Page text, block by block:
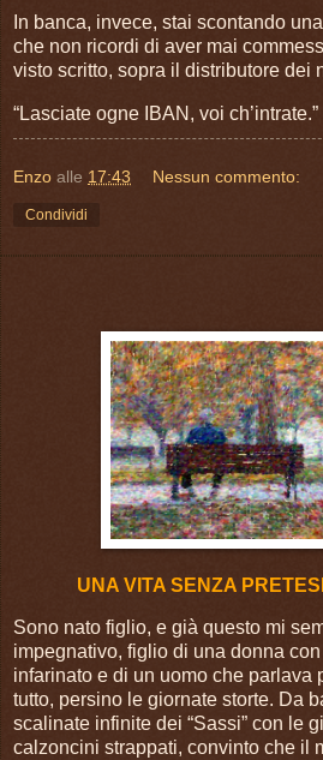
In banca, invece, stai scontando
che non ricordi di aver mai
visto scritto, sopra il distributore dei
“Lasciate ogne IBAN, voi ch’intrate.”
Enzo alle 17:43 Nessun commento:
Condividi
UNA VITA SENZA
Sono nato figlio, e già questo mi
impegnativo, figlio di una donna
infarinato e di un uomo che parlava
tutto, persino le giornate storte. Da
scalinate infinite dei “Sassi” con le
calzoncini strappati, convinto che il